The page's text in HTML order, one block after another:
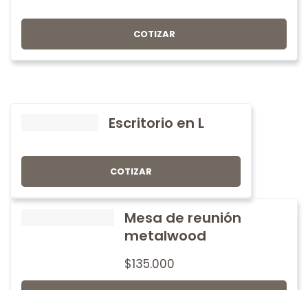
COTIZAR
Escritorio en L
COTIZAR
Mesa de reunión
metalwood
$135.000